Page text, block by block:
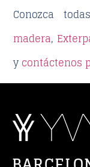
Conozca
madera,
y contáctenos